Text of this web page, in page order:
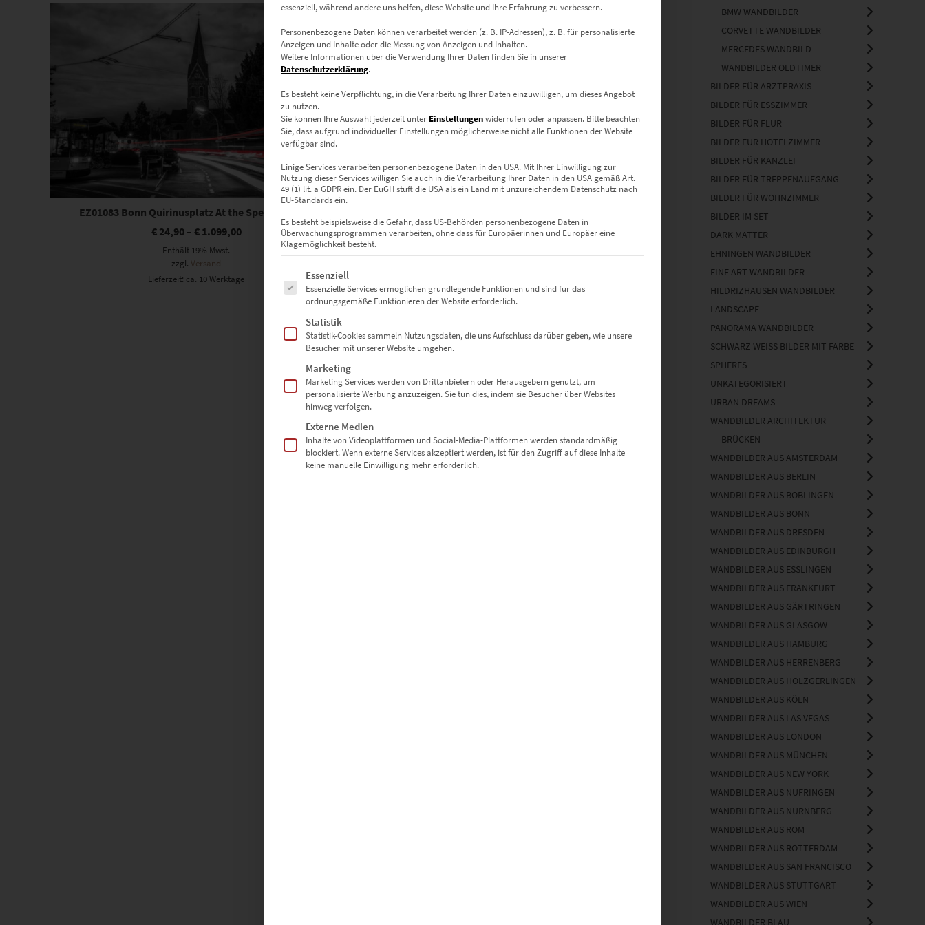
EZ01083 Bonn Quirinusplatz At the Speed of Light
€24,90– €1.099,00
Enthält 19% Mwst.
zzgl.Versand
Lieferzeit: ca. 10 Werktage
BMW WANDBILDER
CORVETTE WANDBILDER
MERCEDES WANDBILD
WANDBILDER OLDTIMER
BILDER FÜR ARZTPRAXIS
BILDER FÜR ESSZIMMER
BILDER FÜR FLUR
BILDER FÜR HOTELZIMMER
BILDER FÜR KANZLEI
BILDER FÜR TREPPENAUFGANG
BILDER FÜR WOHNZIMMER
BILDER IM SET
DARK MATTER
EHNINGEN WANDBILDER
FINE ART WANDBILDER
HILDRIZHAUSEN WANDBILDER
LANDSCAPE
PANORAMA WANDBILDER
SCHWARZ WEISS BILDER MIT FARBE
SPHERES
UNKATEGORISIERT
URBAN DREAMS
WANDBILDER ARCHITEKTUR
BRÜCKEN
WANDBILDER AUS AMSTERDAM
WANDBILDER AUS BERLIN
WANDBILDER AUS BÖBLINGEN
WANDBILDER AUS BONN
WANDBILDER AUS DRESDEN
WANDBILDER AUS EDINBURGH
WANDBILDER AUS ESSLINGEN
WANDBILDER AUS FRANKFURT
WANDBILDER AUS GÄRTRINGEN
WANDBILDER AUS GLASGOW
WANDBILDER AUS HAMBURG
WANDBILDER AUS HERRENBERG
WANDBILDER AUS HOLZGERLINGEN
WANDBILDER AUS KÖLN
WANDBILDER AUS LAS VEGAS
WANDBILDER AUS LONDON
WANDBILDER AUS MÜNCHEN
WANDBILDER AUS NEW YORK
WANDBILDER AUS NUFRINGEN
WANDBILDER AUS NÜRNBERG
WANDBILDER AUS ROM
WANDBILDER AUS ROTTERDAM
WANDBILDER AUS SAN FRANCISCO
WANDBILDER AUS STUTTGART
WANDBILDER AUS WIEN
WANDBILDER BLAU
essenziell, während andere uns helfen, diese Website und Ihre Erfahrung zu verbessern.
Personenbezogene Daten können verarbeitet werden (z. B. IP-Adressen), z. B. für personalisierte
Anzeigen und Inhalte oder die Messung von Anzeigen und Inhalten.
Weitere Informationen über die Verwendung Ihrer Daten finden Sie in unserer
Datenschutzerklärung.
Es besteht keine Verpflichtung, in die Verarbeitung Ihrer Daten einzuwilligen, um dieses Angebot
zu nutzen.
Sie können Ihre Auswahl jederzeit unter Einstellungenwiderrufen oder anpassen. Bitte beachten
Sie, dass aufgrund individueller Einstellungen möglicherweise nicht alle Funktionen der Website
verfügbar sind.
Einige Services verarbeiten personenbezogene Daten in den USA. Mit Ihrer Einwilligung zur
Nutzung dieser Services willigen Sie auch in die Verarbeitung Ihrer Daten in den USA gemäß Art.
49 (1) lit. a GDPR ein. Der EuGH stuft die USA als ein Land mit unzureichendem Datenschutz nach
EU-Standards ein.
Es besteht beispielsweise die Gefahr, dass US-Behörden personenbezogene Daten in
Überwachungsprogrammen verarbeiten, ohne dass für Europäerinnen und Europäer eine
Klagemöglichkeit besteht.
Es folgt eine Liste der Service-Gruppen, für die eine Einwilligung erteilt werden kann. Die erste Service-Gruppe ist essenziell und kann nicht
Essenziell
Essenzielle Services ermöglichen grundlegende Funktionen und sind für das
ordnungsgemäße Funktionieren der Website erforderlich.
Statistik
Statistik-Cookies sammeln Nutzungsdaten, die uns Aufschluss darüber geben, wie unsere
Besucher mit unserer Website umgehen.
Marketing
Marketing Services werden von Drittanbietern oder Herausgebern genutzt, um
personalisierte Werbung anzuzeigen. Sie tun dies, indem sie Besucher über Websites
hinweg verfolgen.
Externe Medien
Inhalte von Videoplattformen und Social-Media-Plattformen werden standardmäßig
blockiert. Wenn externe Services akzeptiert werden, ist für den Zugriff auf diese Inhalte
keine manuelle Einwilligung mehr erforderlich.